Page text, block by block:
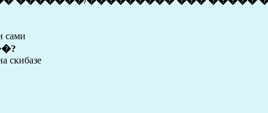
сами
скибазе